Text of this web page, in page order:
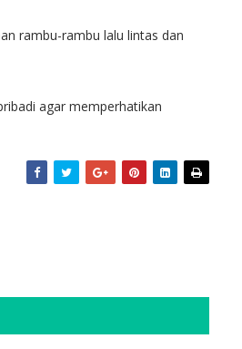
rambu-rambu lalu lintas dan
agar memperhatikan